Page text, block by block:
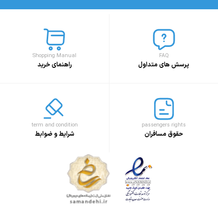
FAQ
پرسش های متداول
Shopping Manual
راهنمای خرید
passengers rights
حقوق مسافران
term and condition
شرایط و ضوابط